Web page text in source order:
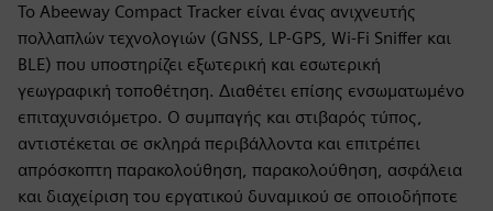
Το Abeeway Compact Tracker είναι ένας ανιχνευτής
πολλαπλών τεχνολογιών (GNSS, LP-GPS, Wi-Fi Sniffer και
BLE) που υποστηρίζει εξωτερική και εσωτερική
γεωγραφική τοποθέτηση. Διαθέτει επίσης ενσωματωμένο
επιταχυνσιόμετρο. Ο συμπαγής και στιβαρός τύπος,
αντιστέκεται σε σκληρά περιβάλλοντα και επιτρέπει
απρόσκοπτη παρακολούθηση, παρακολούθηση, ασφάλεια
και διαχείριση του εργατικού δυναμικού σε οποιοδήποτε